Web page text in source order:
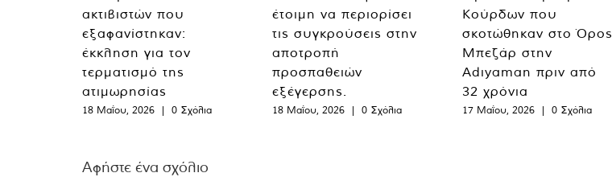
ακτιβιστών που
εξαφανίστηκαν:
έκκληση για τον
τερματισμό της
ατιμωρησίας
18 Μαΐου, 2026 | 0 Σχόλια
έτοιμη να περιορίσει
τις συγκρούσεις στην
αποτροπή
προσπαθειών
εξέγερσης.
18 Μαΐου, 2026 | 0 Σχόλια
Κούρδων που
σκοτώθηκαν στο Όρος
Μπεζάρ στην
Adıyaman πριν από
32 χρόνια
17 Μαΐου, 2026 | 0 Σχόλια
Αφήστε ένα σχόλιο